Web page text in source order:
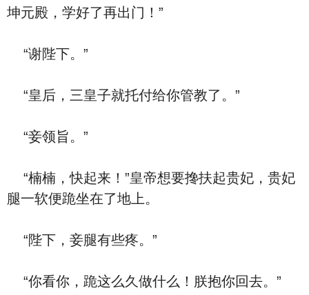
坤元殿，学好了再出门！”
“谢陛下。”
“皇后，三皇子就托付给你管教了。”
“妾领旨。”
“楠楠，快起来！”皇帝想要搀扶起贵妃，贵妃
腿一软便跪坐在了地上。
“陛下，妾腿有些疼。”
“你看你，跪这么久做什么！朕抱你回去。”